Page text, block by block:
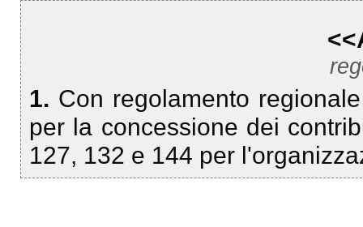
1. Con regolamento
per la concessione dei
127, 132 e 144 per